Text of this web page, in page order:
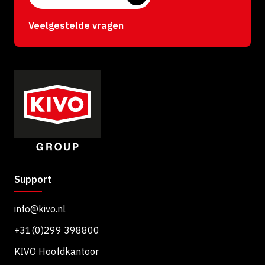
:Veelgestelde vragen
Support
info@kivo.nl
+31(0)299 398800
KIVO Hoofdkantoor